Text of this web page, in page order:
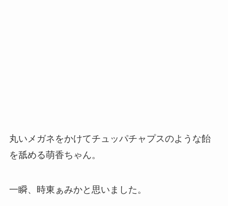
丸いメガネをかけてチュッパチャプスのような飴
を舐める萌香ちゃん。
一瞬、時東ぁみかと思いました。